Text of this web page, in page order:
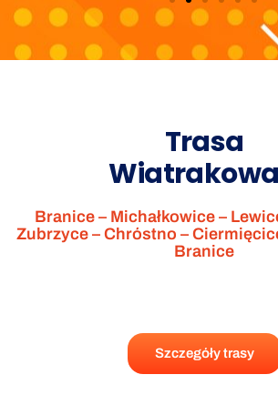
Trasa
Branice – Michałkowice –
Zubrzyce – Chróstno –
Branice
Szczegóły trasy